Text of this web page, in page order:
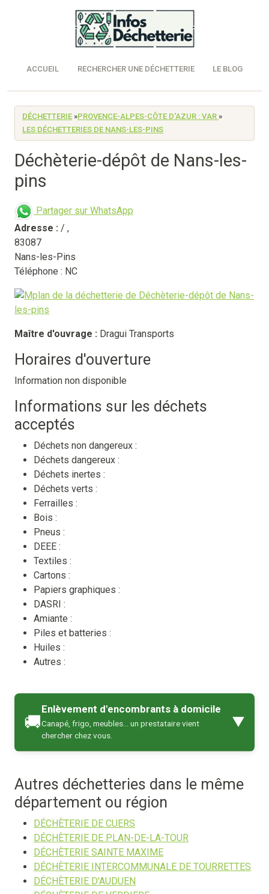
ACCUEIL RECHERCHER UNE DÉCHETTERIE LE BLOG
DÉCHETTERIE »PROVENCE-ALPES-CÔTE D'AZUR : VAR »
LES DÉCHETTERIES DE NANS-LES-PINS
Déchèterie-dépôt de Nans-les-
pins
Partager sur WhatsApp
Adresse : / ,
83087
Nans-les-Pins
Téléphone : NC
Maître d'ouvrage : Dragui Transports
Horaires d'ouverture
Information non disponible
Informations sur les déchets
acceptés
Déchets non dangereux :
Déchets dangereux :
Déchets inertes :
Déchets verts :
Ferrailles :
Bois :
Pneus :
DEEE :
Textiles :
Cartons :
Papiers graphiques :
DASRI :
Amiante :
Piles et batteries :
Huiles :
Autres :
🚚
Enlèvement d'encombrants à domicile
Canapé, frigo, meubles… un prestataire vient
chercher chez vous.
▼
Autres déchetteries dans le même
département ou région
DÉCHÈTERIE DE CUERS
DÉCHÈTERIE DE PLAN-DE-LA-TOUR
DÉCHÈTERIE SAINTE MAXIME
DÉCHÈTERIE INTERCOMMUNALE DE TOURRETTES
DÉCHÈTERIE D'AUDUEN